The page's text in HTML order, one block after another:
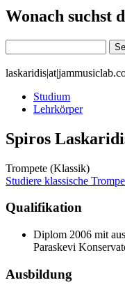
Wonach suchst
Studium
Lehrkörper
Spiros
Trompete (Klassik)
Studiere klassische
Qualifikation
Diplom 2006 mit
Paraskevi
Ausbildung